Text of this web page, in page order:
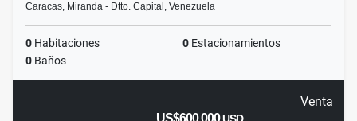
Caracas, Miranda - Dtto. Capital, Venezuela
0 Habitaciones 0 Estacionamientos
0 Baños
Venta